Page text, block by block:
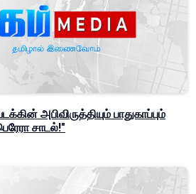
அபிவிருத்தியும் பாதுகாப்பும்
சாடல்!"